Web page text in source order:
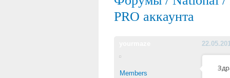
PRO аккаунта
Members